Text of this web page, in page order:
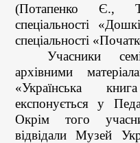
(Потапенко Є.,
спеціальності
спеціальності
Учасники
архівними
«Українська
експонується у
Окрім того
відвідали Музей